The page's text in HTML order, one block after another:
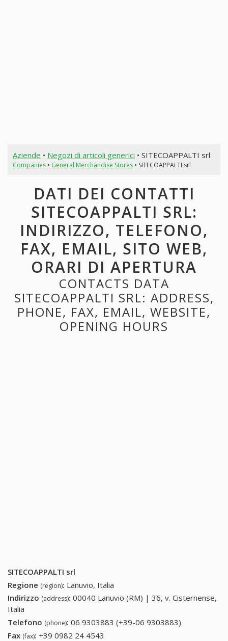
Aziende • Negozi di articoli generici • SITECOAPPALTI srl
Companies• General Merchandise Stores• SITECOAPPALTI srl
DATI DEI CONTATTI
SITECOAPPALTI SRL:
INDIRIZZO, TELEFONO,
FAX, EMAIL, SITO WEB,
ORARI DI APERTURA
CONTACTS DATA
SITECOAPPALTI SRL: ADDRESS,
PHONE, FAX, EMAIL, WEBSITE,
OPENING HOURS
SITECOAPPALTI srl
Regione (region): Lanuvio, Italia
Indirizzo (address): 00040 Lanuvio (RM) | 36, v. Cisternense,
Italia
Telefono (phone): 06 9303883 (+39-06 9303883)
Fax (fax): +39 0982 24 4543